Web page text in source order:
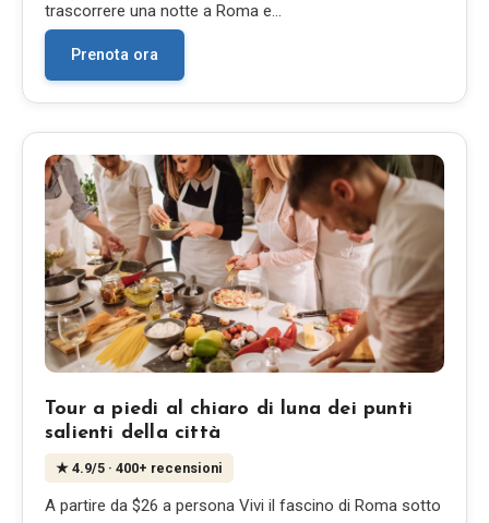
trascorrere una notte a Roma e…
Prenota ora
Tour a piedi al chiaro di luna dei punti
salienti della città
★ 4.9/5 · 400+ recensioni
A partire da $26 a persona Vivi il fascino di Roma sotto